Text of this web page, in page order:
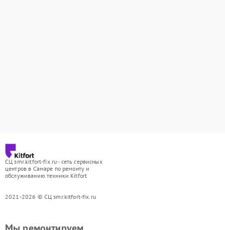
СЦ smr.kitfort-fix.ru - сеть сервисных
центров в Самаре по ремонту и
обслуживанию техники Kitfort
2021-2026 © СЦ smr.kitfort-fix.ru